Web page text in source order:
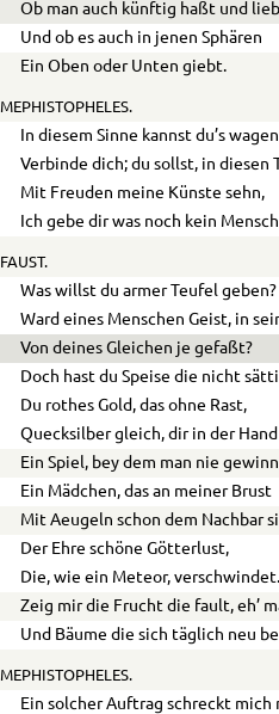
Ob man auch künftig haßt und
Und ob es auch in jenen Sphären
Ein Oben oder Unten giebt.
MEPHISTOPHELES.
In diesem Sinne kannst du’s
Verbinde dich; du sollst, in diesen
Mit Freuden meine Künste sehn,
Ich gebe dir was noch kein
FAUST.
Was willst du armer Teufel geben?
Ward eines Menschen Geist, in
Von deines Gleichen je gefaßt?
Doch hast du Speise die nicht
Du rothes Gold, das ohne Rast,
Quecksilber gleich, dir in der
Ein Spiel, bey dem man nie
Ein Mädchen, das an meiner Brust
Mit Aeugeln schon dem Nachbar
Der Ehre schöne Götterlust,
Die, wie ein Meteor,
Zeig mir die Frucht die fault, eh’
Und Bäume die sich täglich neu
MEPHISTOPHELES.
Ein solcher Auftrag schreckt mich